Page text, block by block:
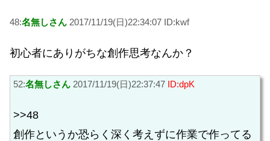
48:名無しさん 2017/11/19(日)22:34:07 ID:kwf
初心者にありがちな創作思考なんか？
52:名無しさん 2017/11/19(日)22:37:47 ID:dpK
>>48
創作というか恐らく深く考えずに作業で作ってる